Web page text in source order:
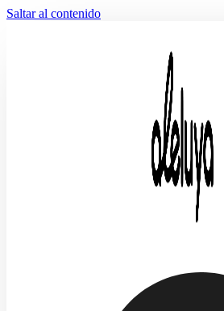
Saltar al contenido